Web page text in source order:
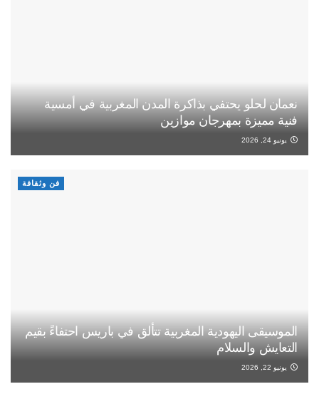
نعمان لحلو يحتفي بذاكرة المدن المغربية في أمسية
فنية مميزة بمهرجان موازين
يونيو 24, 2026
فن وثقافة
الموسيقى اليهودية المغربية تتألق في باريس احتفاءً بقيم
التعايش والسلام
يونيو 22, 2026